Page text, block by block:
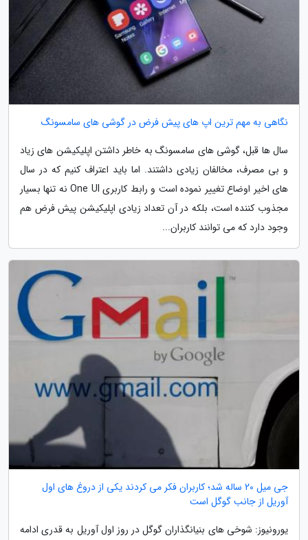
نگاهی به مهم ترین اپ های پیش فرض در گوشی های سامسونگ
سال ها قبل، گوشی های سامسونگ به خاطر داشتن اپلیکیشن های زیاد
و بی مصرف، مخالفان زیادی داشتند. اما باید اعتراف کنیم که در سال
های اخیر اوضاع تغییر نموده است و رابط کاربری One UI نه تنها بسیار
مجذوب کننده است، بلکه در آن تعداد زیادی اپلیکیشن پیش فرض هم
وجود دارد که می توانند کاربران...
جی میل 20 ساله شد؛ کاربران فکر می کردند یکی از دروغ های اول
آوریل از جانب گوگل است
یورونیوز: شوخی های بنیانگذاران گوگل در روز اول آوریل به قدری ادامه